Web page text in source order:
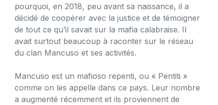
pourquoi, en 2018, peu avant sa naissance, il a
décidé de coopérer avec la justice et de témoigner
de tout ce qu’il savait sur la mafia calabraise. Il
avait surtout beaucoup à raconter sur le réseau
du clan Mancuso et ses activités.
Mancuso est un mafioso repenti, ou « Pentiti »
comme on les appelle dans ce pays. Leur nombre
a augmenté récemment et ils proviennent de